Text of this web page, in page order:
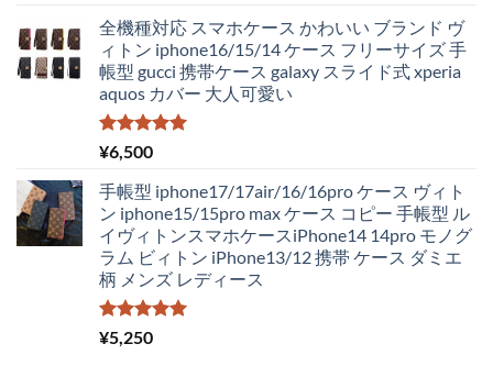
全機種対応 スマホケース かわいい ブランド ヴ
ィトン iphone16/15/14 ケース フリーサイズ 手
帳型 gucci 携帯ケース galaxy スライド式 xperia
aquos カバー 大人可愛い
5段階中
5.00
¥6,500
手帳型 iphone17/17air/16/16pro ケース ヴィト
ン iphone15/15pro max ケース コピー 手帳型 ル
イヴィトンスマホケースiPhone14 14pro モノグ
ラム ビィトン iPhone13/12 携帯 ケース ダミエ
柄 メンズ レディース
5段階中
5.00
¥5,250